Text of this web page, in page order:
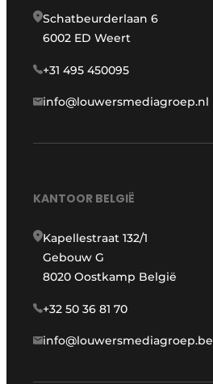
Schatbeurderlaan 6
6002 ED Weert
+31 495 450095
info@louwersmediagroep.nl
KANTOOR BELGIË
Kapellestraat 132/1
Gebouw G
8020 Oostkamp België
+32 50 36 81 70
info@louwersmediagroep.be